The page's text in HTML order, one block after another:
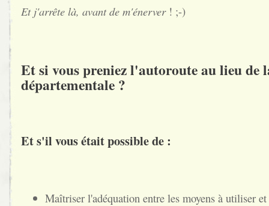
Et j'arrête là, avant de m'énerver! ;-)
Et si vous preniez l'autoroute au lieu de
départementale ?
Et s'il vous était possible de :
Maîtriser l'adéquation entre les moyens à utiliser